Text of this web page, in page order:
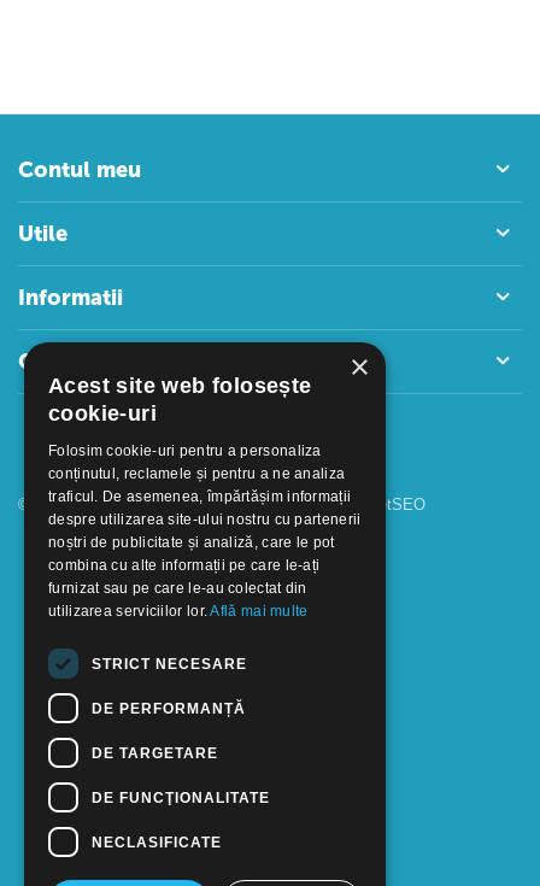
Contul meu
Utile
Informatii
Contact
© 2018 - 2026 GOOFFICE. Realizat si configurat netSEO
×
Acest site web folosește
cookie-uri
Folosim cookie-uri pentru a personaliza
conținutul, reclamele și pentru a ne analiza
traficul. De asemenea, împărtășim informații
despre utilizarea site-ului nostru cu partenerii
noștri de publicitate și analiză, care le pot
combina cu alte informații pe care le-ați
furnizat sau pe care le-au colectat din
utilizarea serviciilor lor.Află mai multe
STRICT NECESARE
DE PERFORMANȚĂ
DE TARGETARE
DE FUNCŢIONALITATE
NECLASIFICATE